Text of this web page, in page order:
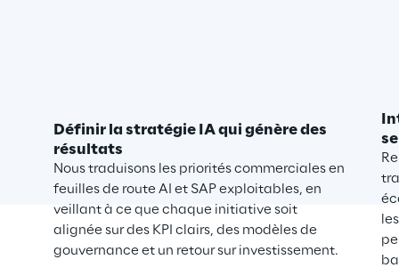
Définir la stratégie IA qui génère des
résultats
Nous traduisons les priorités commerciales en
feuilles de route AI et SAP exploitables, en
veillant à ce que chaque initiative soit
alignée sur des KPI clairs, des modèles de
gouvernance et un retour sur investissement.